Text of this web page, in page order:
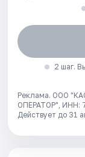
2 шаг.
Реклама. ООО
ОПЕРАТОР", ИНН:
Действует до 31